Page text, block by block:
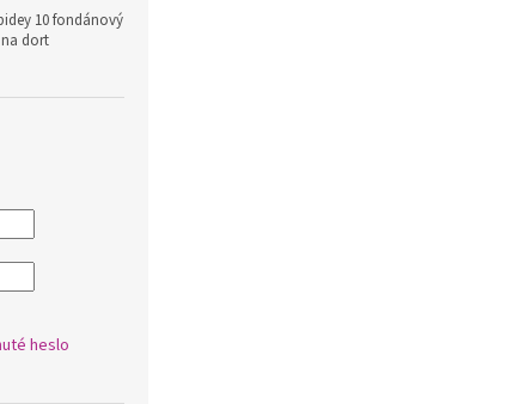
10 fondánový
dort
heslo